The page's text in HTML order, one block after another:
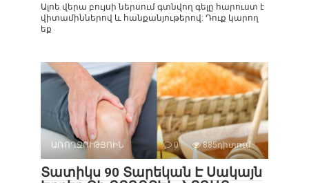
Ալոե վերա բույսի ներսում գտնվող գելը հարուստ է
վիտամիններով և հանքանյութերով: Դուք կարող
եք
ԱՌՈՂՋՈՒԹՅՈԻՆ 0 885դիտում
Տատիկս 90 Տարեկան Է Սակայն